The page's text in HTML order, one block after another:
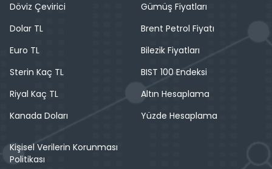
Döviz Çevirici
Dolar TL
Euro TL
Sterin Kaç TL
Riyal Kaç TL
Kanada Doları
Gümüş Fiyatları
Brent Petrol Fiyatı
Bilezik Fiyatları
BIST 100 Endeksi
Altın Hesaplama
Yüzde Hesaplama
Kişisel Verilerin Korunması
Politikası